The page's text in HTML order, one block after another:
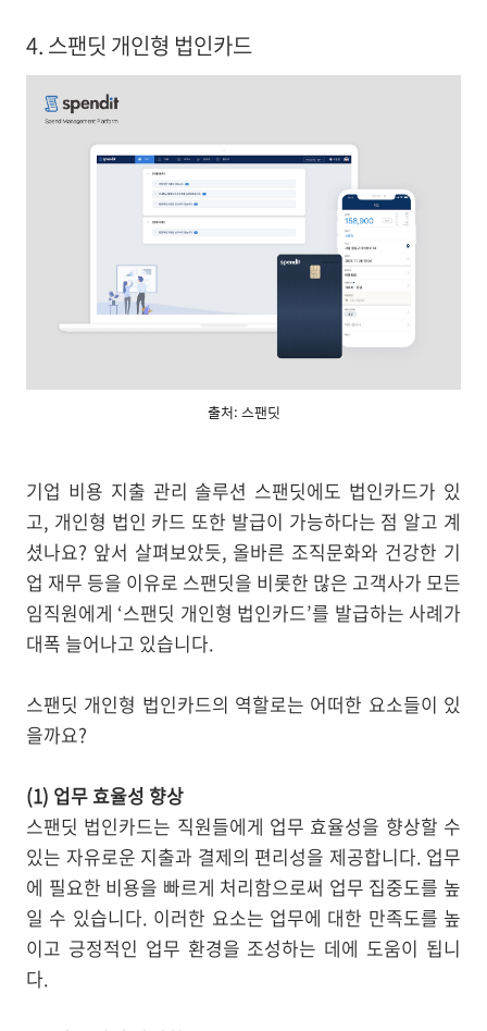
4. 스팬딧 개인형 법인카드
출처: 스팬딧
기업 비용 지출 관리 솔루션 스팬딧에도 법인카드가 있
고, 개인형 법인 카드 또한 발급이 가능하다는 점 알고 계
셨나요? 앞서 살펴보았듯, 올바른 조직문화와 건강한 기
업 재무 등을 이유로 스팬딧을 비롯한 많은 고객사가 모든
임직원에게 ‘스팬딧 개인형 법인카드’를 발급하는 사례가
대폭 늘어나고 있습니다.
스팬딧 개인형 법인카드의 역할로는 어떠한 요소들이 있
을까요?
(1) 업무 효율성 향상
스팬딧 법인카드는 직원들에게 업무 효율성을 향상할 수
있는 자유로운 지출과 결제의 편리성을 제공합니다. 업무
에 필요한 비용을 빠르게 처리함으로써 업무 집중도를 높
일 수 있습니다. 이러한 요소는 업무에 대한 만족도를 높
이고 긍정적인 업무 환경을 조성하는 데에 도움이 됩니
다.